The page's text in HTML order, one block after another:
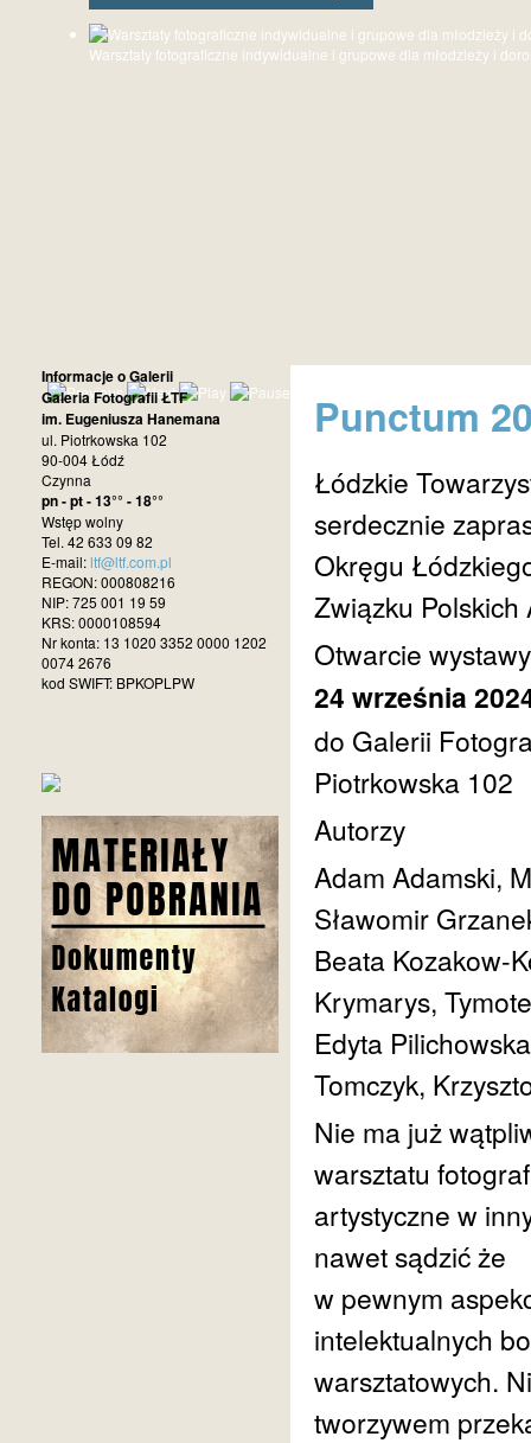
Warsztaty fotograficzne indywidualne i grupowe dla młodzieży i
Punctum
Łódzkie
serdecznie
Okręgu
Związku
Otwarcie
24 września
do Galerii
Piotrkowska 102
Autorzy
Adam Adamski,
Sławomir
Beata Kozakow-
Krymarys,
Edyta
Tomczyk,
Nie ma już
warsztatu
artystyczne w
nawet sądzić że
w pewnym
intelektualnych
warsztatowych.
tworzywem
Informacje o Galerii
Galeria Fotografii ŁTF
im. Eugeniusza Hanemana
ul. Piotrkowska 102
90-004 Łódź
Czynna
pn - pt - 13°° - 18°°
Wstęp wolny
Tel. 42 633 09 82
E-mail:ltf@ltf.com.pl
REGON: 000808216
NIP: 725 001 19 59
KRS: 0000108594
Nr konta: 13 1020 3352 0000 1202
0074 2676
kod SWIFT: BPKOPLPW